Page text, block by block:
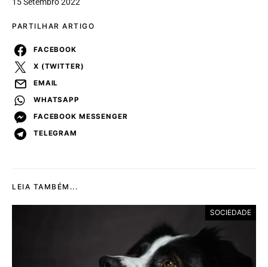
PARTILHAR ARTIGO
FACEBOOK
X (TWITTER)
EMAIL
WHATSAPP
FACEBOOK MESSENGER
TELEGRAM
LEIA TAMBÉM...
SOCIEDADE